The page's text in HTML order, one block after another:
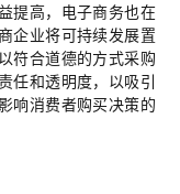
提高，电子商务也在
企业将可持续发展置
符合道德的方式采购
任和透明度，以吸引
响消费者购买决策的